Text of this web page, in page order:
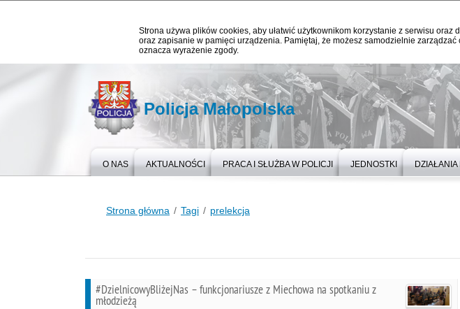
Strona używa plików cookies, aby ułatwić użytkownikom korzystanie z serwisu
oraz zapisanie w pamięci urządzenia. Pamiętaj, że możesz samodzielnie
oznacza wyrażenie zgody.
Policja Małopolska
O NAS AKTUALNOŚCI PRACA I SŁUŻBA W POLICJI JEDNOSTKI DZIAŁANIA
Strona główna Tagi prelekcja
#DzielnicowyBliżejNas – funkcjonariusze z Miechowa na spotkaniu z
młodzieżą